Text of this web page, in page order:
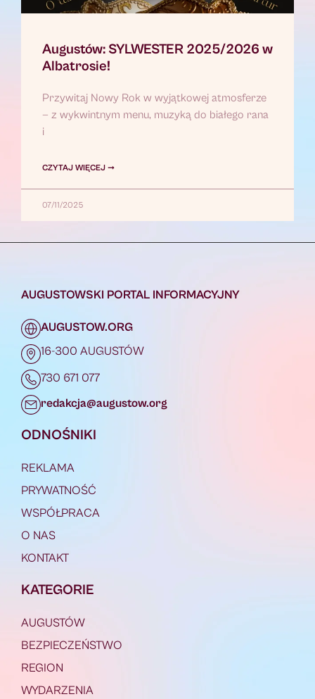
Augustów: SYLWESTER 2025/2026 w
Albatrosie!
Przywitaj Nowy Rok w wyjątkowej atmosferze
— z wykwintnym menu, muzyką do białego rana
i
CZYTAJ WIĘCEJ ➞
07/11/2025
AUGUSTOWSKI PORTAL INFORMACYJNY
AUGUSTOW.ORG
16-300 AUGUSTÓW
730 671 077
redakcja@augustow.org
ODNOŚNIKI
REKLAMA
PRYWATNOŚĆ
WSPÓŁPRACA
O NAS
KONTAKT
KATEGORIE
AUGUSTÓW
BEZPIECZEŃSTWO
REGION
WYDARZENIA